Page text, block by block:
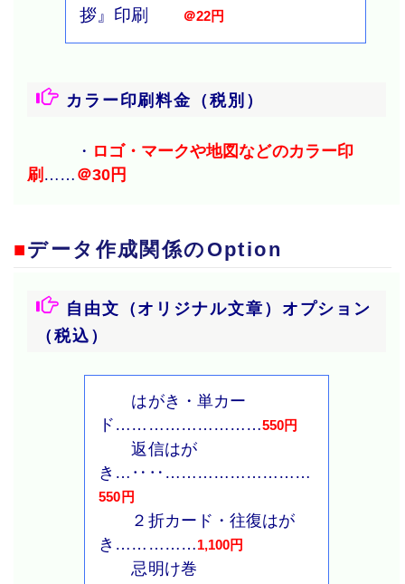
拶』印刷
＠22円
カラー印刷料金（税別）
・ ロゴ・マークや地図などのカラー印
刷 …… ＠30円
■データ作成関係のOption
自由文（オリジナル文章）オプション
（税込）
はがき・単カー
ド………………………550円
返信はが
き…‥‥………………………
550円
２折カード・往復はが
き……………1,100円
忌明け巻